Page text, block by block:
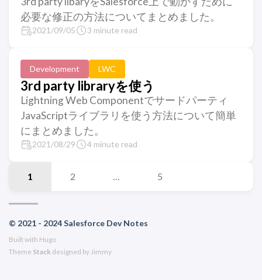
必要な修正の方法についてまとめました。
2021/09/05 3 minute read
Development LWC
3rd party libraryを使う
Lightning Web Componentでサードパーティ
JavaScriptライブラリを使う方法について簡単
にまとめました。
2021/08/29 4 minute read
1 2 … 5
© 2021 - 2024 Salesforce Dev Notes
Built with Hugo
Theme Stack designed byJimmy